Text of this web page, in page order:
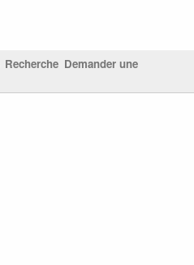
Recherche Demander une